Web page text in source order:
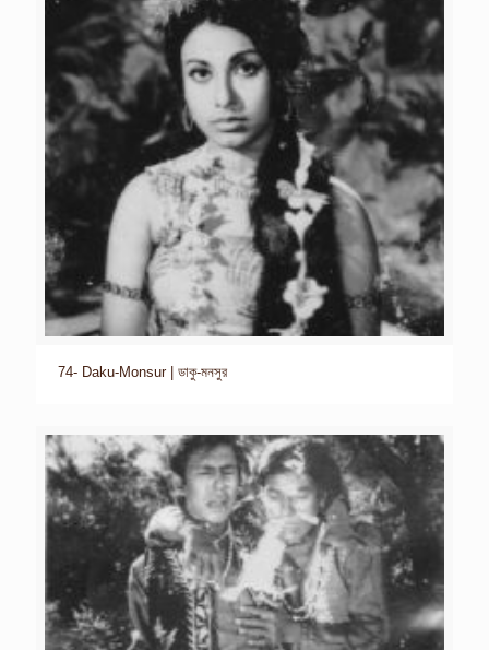
74- Daku-Monsur | ডাকু-মনসুর